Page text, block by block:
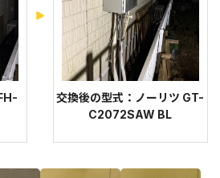
交換後の型式：ノーリツ GT-
C2072SAW BL